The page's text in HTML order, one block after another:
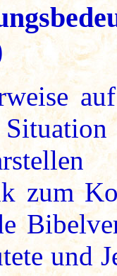
auf
zum
und